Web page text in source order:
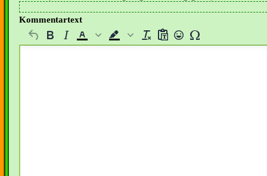
Kommentartext